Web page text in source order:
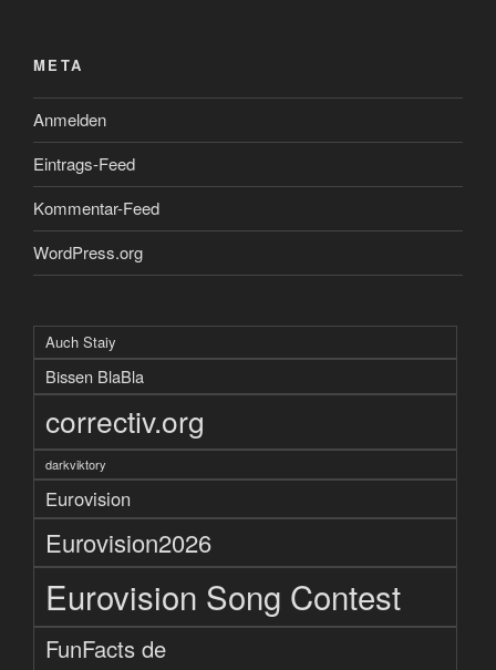
META
Anmelden
Eintrags-Feed
Kommentar-Feed
WordPress.org
Auch Staiy
Bissen BlaBla
correctiv.org
darkviktory
Eurovision
Eurovision2026
Eurovision Song Contest
FunFacts de